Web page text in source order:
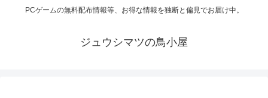
PCゲームの無料配布情報等、お得な情報を独断と偏見でお届け中。
ジュウシマツの鳥小屋